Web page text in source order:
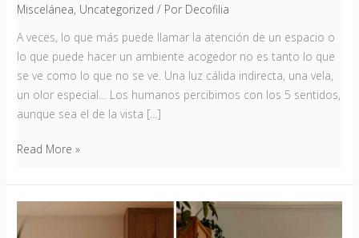
Miscelánea, Uncategorized / Por Decofilia
A veces, lo que más puede llamar la atención de un espacio o
lo que puede hacer un ambiente acogedor no es tanto lo que
se ve como lo que no se ve. Una luz cálida indirecta, una vela,
un olor especial… Los humanos percibimos con los 5 sentidos,
aunque sea el de la vista […]
Read More »
consejos